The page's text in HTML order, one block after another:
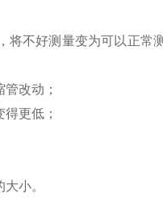
将不好测量变为可以正
改动；
更低；
小。